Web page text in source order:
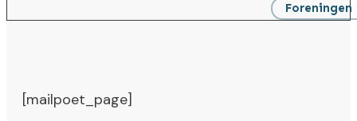
Foreningen
[mailpoet_page]